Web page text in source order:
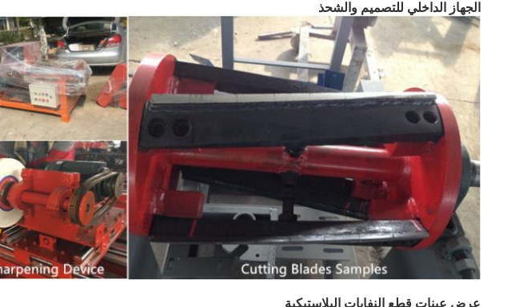
الجهاز الداخلي للتصميم والشحذ
عرض عينات قطع النفايات البلاستيكية